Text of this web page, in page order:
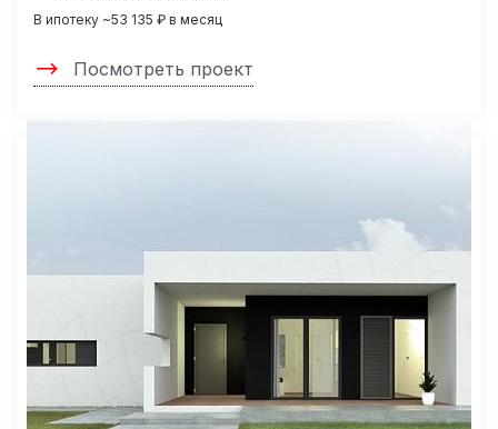
В ипотеку ~53 135 ₽ в месяц
Посмотреть проект